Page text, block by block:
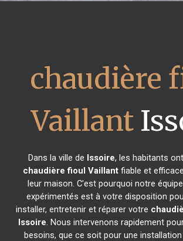
chaudière
Vaillant
Dans la ville de Issoire, les habitants
chaudière fioul Vaillantfiable et
leur maison. C'est pourquoi notre
expérimentés est à votre disposition
installer, entretenir et réparer votre
Issoire. Nous intervenons rapidement
besoins, que ce soit pour une installation